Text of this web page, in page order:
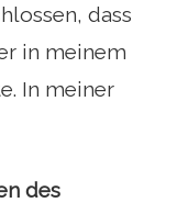
dass
in meinem
In meiner
des